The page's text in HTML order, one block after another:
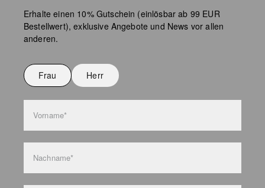
Erhalte einen 10% Gutschein (einlösbar ab 99 EUR
Bestellwert), exklusive Angebote und News vor allen
anderen.
Frau Herr
Vorname*
Nachname*